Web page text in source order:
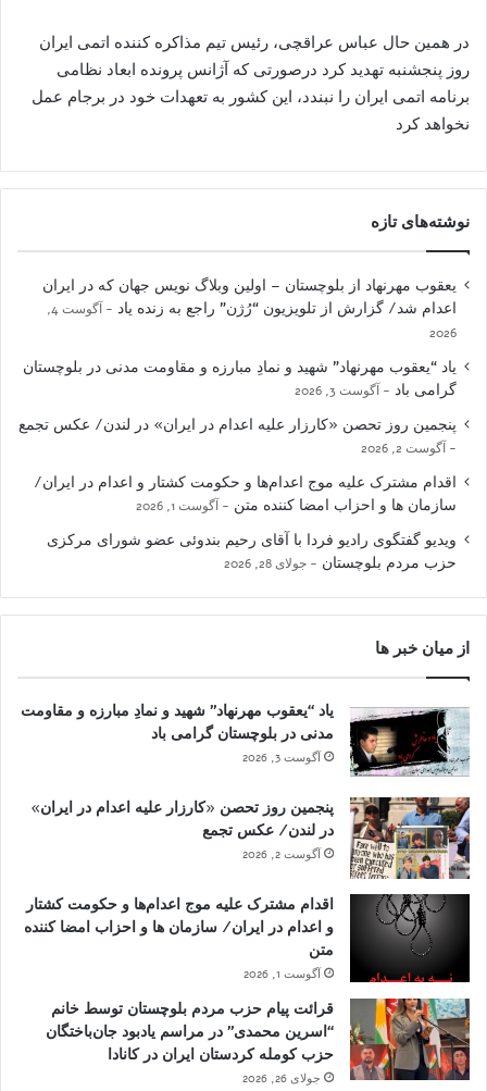
در همین حال عباس عراقچی، رئیس تیم مذاکره کننده اتمی ایران
روز پنجشنبه تهدید کرد درصورتی که آژانس پرونده ابعاد نظامی
برنامه اتمی ایران را نبندد، این کشور به تعهدات خود در برجام عمل
نخواهد کرد
نوشته‌های تازه
یعقوب مهرنهاد از بلوچستان – اولین وبلاگ نویس جهان که در ایران
اعدام شد/ گزارش از تلویزیون “رُژن” راجع به زنده یاد
آگوست 4,
2026
یاد “یعقوب مهرنهاد” شهید و نمادِ مبارزه و مقاومت مدنی در بلوچستان
گرامی باد
آگوست 3, 2026
پنجمین روز تحصن «کارزار علیه اعدام در ایران» در لندن/ عکس تجمع
آگوست 2, 2026
اقدام مشترک علیه موج اعدام‌ها و حکومت کشتار و اعدام در ایران/
سازمان ها و احزاب امضا کننده متن
آگوست 1, 2026
ویدیو گفتگوی رادیو فردا با آقای رحیم بندوئی عضو شورای مرکزی
حزب مردم بلوچستان
جولای 28, 2026
از میان خبر ها
یاد “یعقوب مهرنهاد” شهید و نمادِ مبارزه و مقاومت
مدنی در بلوچستان گرامی باد
آگوست 3, 2026
پنجمین روز تحصن «کارزار علیه اعدام در ایران»
در لندن/ عکس تجمع
آگوست 2, 2026
اقدام مشترک علیه موج اعدام‌ها و حکومت کشتار
و اعدام در ایران/ سازمان ها و احزاب امضا کننده
متن
آگوست 1, 2026
قرائت پیام حزب مردم بلوچستان توسط خانم
“اسرین محمدی” در مراسم یادبود جان‌باختگان
حزب کومله کردستان ایران در کانادا
جولای 26, 2026